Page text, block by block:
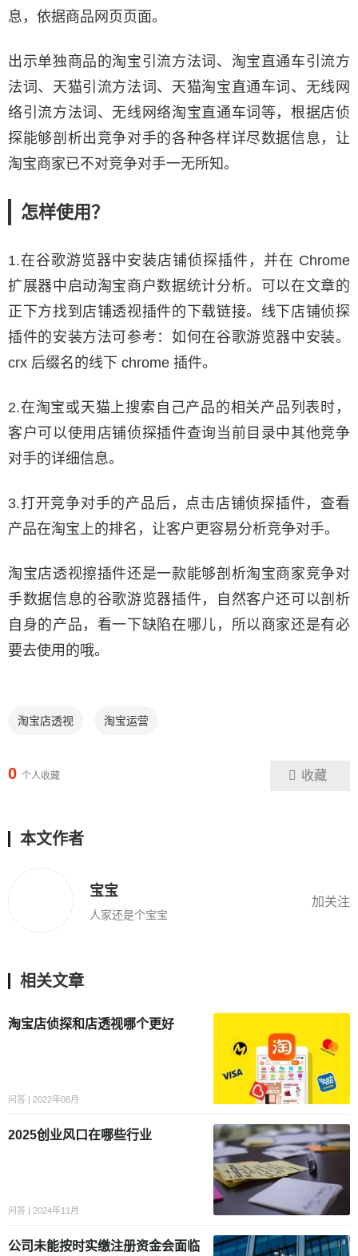
息，依据商品网页页面。
出示单独商品的淘宝引流方法词、淘宝直通车引流方
法词、天猫引流方法词、天猫淘宝直通车词、无线网
络引流方法词、无线网络淘宝直通车词等，根据店侦
探能够剖析出竞争对手的各种各样详尽数据信息，让
淘宝商家已不对竞争对手一无所知。
怎样使用？
1.在谷歌游览器中安装店铺侦探插件，并在 Chrome
扩展器中启动淘宝商户数据统计分析。可以在文章的
正下方找到店铺透视插件的下载链接。线下店铺侦探
插件的安装方法可参考：如何在谷歌游览器中安装。
crx 后缀名的线下 chrome 插件。
2.在淘宝或天猫上搜索自己产品的相关产品列表时，
客户可以使用店铺侦探插件查询当前目录中其他竞争
对手的详细信息。
3.打开竞争对手的产品后，点击店铺侦探插件，查看
产品在淘宝上的排名，让客户更容易分析竞争对手。
淘宝店透视擦插件还是一款能够剖析淘宝商家竞争对
手数据信息的谷歌游览器插件，自然客户还可以剖析
自身的产品，看一下缺陷在哪儿，所以商家还是有必
要去使用的哦。
淘宝店透视 淘宝运营
0 个人收藏 收藏
本文作者
宝宝
人家还是个宝宝
加关注
相关文章
淘宝店侦探和店透视哪个更好
问答 | 2022年08月
2025创业风口在哪些行业
问答 | 2024年11月
公司未能按时实缴注册资金会面临